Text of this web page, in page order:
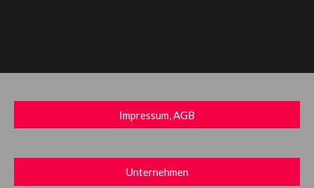
Impressum, AGB
Unternehmen